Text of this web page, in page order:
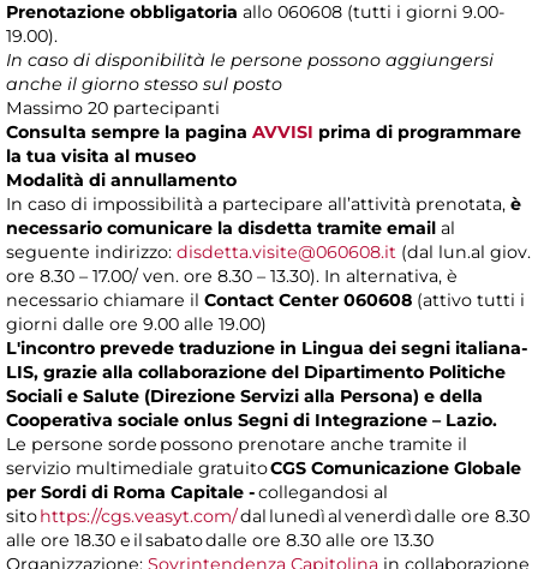
Prenotazione obbligatoria allo 060608 (tutti i giorni 9.00-
19.00).
In caso di disponibilità le persone possono aggiungersi
anche il giorno stesso sul posto
Massimo 20 partecipanti
Consulta sempre la pagina AVVISI prima di programmare
la tua visita al museo
Modalità di annullamento
In caso di impossibilità a partecipare all’attività prenotata, è
necessario comunicare la disdetta tramite email al
seguente indirizzo: disdetta.visite@060608.it (dal lun.al giov.
ore 8.30 – 17.00/ ven. ore 8.30 – 13.30). In alternativa, è
necessario chiamare il Contact Center 060608 (attivo tutti i
giorni dalle ore 9.00 alle 19.00)
L'incontro prevede traduzione in Lingua dei segni italiana-
LIS, grazie alla collaborazione del Dipartimento Politiche
Sociali e Salute (Direzione Servizi alla Persona) e della
Cooperativa sociale onlus Segni di Integrazione – Lazio.
Le persone sorde possono prenotare anche tramite il
servizio multimediale gratuitoCGS Comunicazione Globale
per Sordi di Roma Capitale -collegandosi al
sitohttps://cgs.veasyt.com/dal lunedì al venerdì dalle ore 8.30
alle ore 18.30 e il sabato dalle ore 8.30 alle ore 13.30
Organizzazione: Sovrintendenza Capitolina in collaborazione